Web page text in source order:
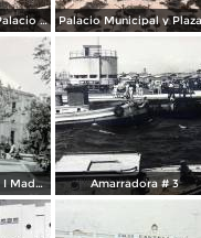
Plaza de Armas y Palacio Municipal
Hospital Francisco I Madero. Amarradora # 3